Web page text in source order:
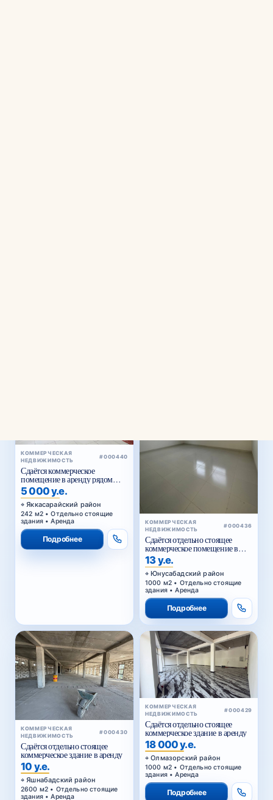
КОММЕРЧЕСКАЯ
НЕДВИЖИМОСТЬ
#000440
Сдаётся коммерческое
помещение в аренду рядом
Голубые купола
5 000 у.е.
Яккасарайский район
242 м2 • Отдельно стоящие
здания • Аренда
Подробнее
КОММЕРЧЕСКАЯ
НЕДВИЖИМОСТЬ
#000436
Сдаётся отдельно стоящее
коммерческое помещение в
аренду
13 у.е.
Юнусабадский район
1000 м2 • Отдельно стоящие
здания • Аренда
Подробнее
КОММЕРЧЕСКАЯ
НЕДВИЖИМОСТЬ
#000430
Сдаётся отдельно стоящее
коммерческое здание в аренду
10 у.е.
Яшнабадский район
2600 м2 • Отдельно стоящие
здания • Аренда
КОММЕРЧЕСКАЯ
НЕДВИЖИМОСТЬ
#000429
Сдаётся отдельно стоящее
коммерческое здание в аренду
18 000 у.е.
Олмазорский район
1000 м2 • Отдельно стоящие
здания • Аренда
Подробнее